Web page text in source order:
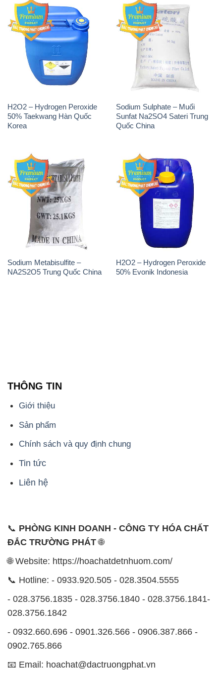
H2O2 – Hydrogen Peroxide
50% Taekwang Hàn Quốc
Sodium Sulphate – Muối
Sunfat Na2SO4 Sateri Trung
Quốc China
Sodium Metabisulfite –
NA2S2O5 Trung Quốc China
H2O2 – Hydrogen Peroxide
50% Evonik Indonesia
Chính sách và quy định chung
Tin tức
Liên hệ
📞
PHÒNG KINH DOANH - CÔNG TY HÓA CHẤT
ĐẮC TRƯỜNG PHÁT
- 028.3756.1835 - 028.3756.1840 - 028.3756.1841-
0902.765.866
📧 Email: hoachat@dactruongphat.vn
ĐỊA CHỈ
1229C Quốc lộ 1A, Phường Bình Trị Đông B,
Quận Bình Tân, TP. Hồ Chí Minh